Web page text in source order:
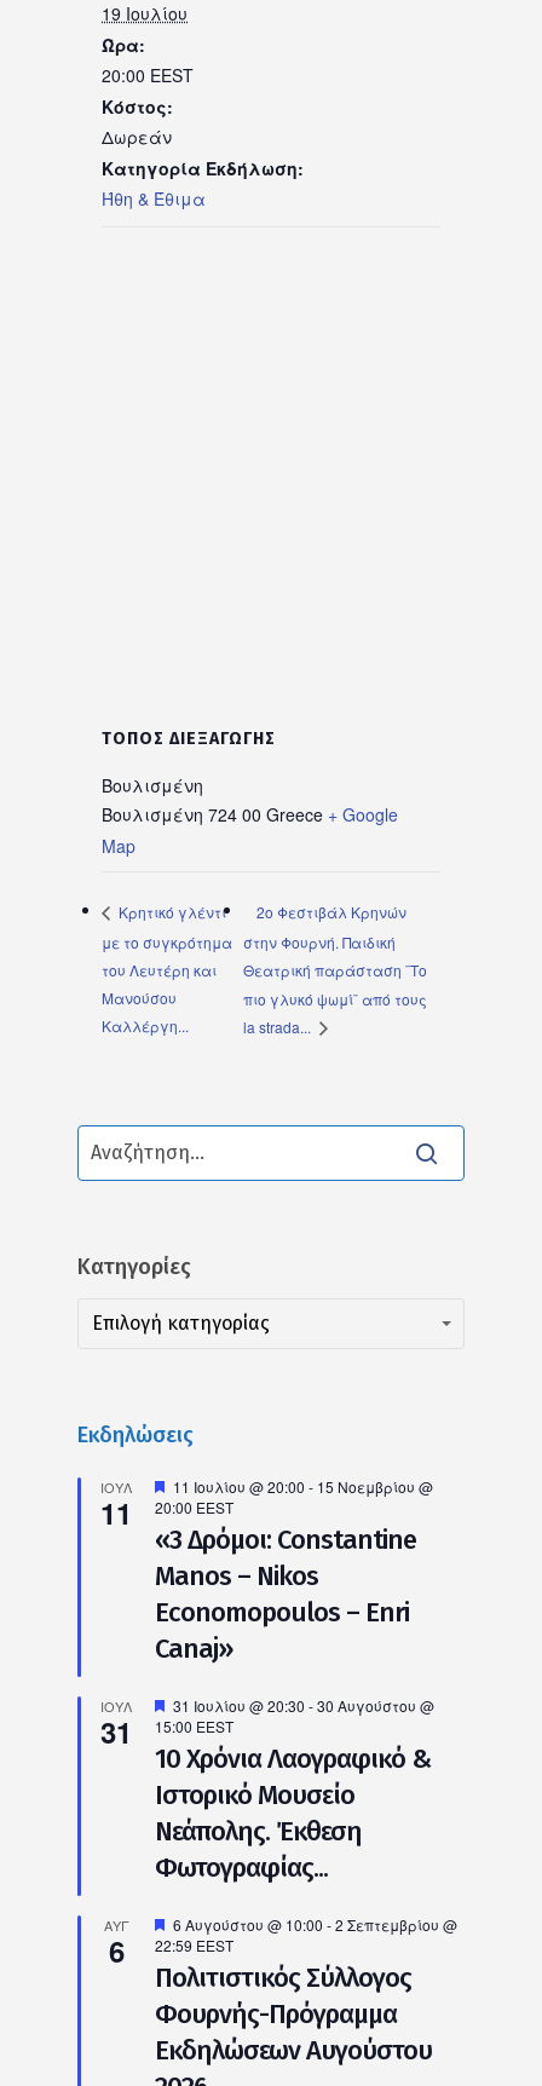
19 Ιουλίου
Ώρα:
20:00 EEST
Κόστος:
Δωρεάν
Κατηγορία Εκδήλωση:
Ήθη & Έθιμα
ΤΌΠΟΣ ΔΙΕΞΑΓΩΓΉΣ
Βουλισμένη
Βουλισμένη 724 00 Greece + Google
Map
Κρητικό γλέντι
με το συγκρότημα
του Λευτέρη και
Μανούσου
Καλλέργη...
2ο Φεστιβάλ Κρηνών
στην Φουρνή. Παιδική
Θεατρική παράσταση ¨Το
πιο γλυκό ψωμί¨ από τους
la strada...
Kατηγορίες
Kατηγορίες
Επιλογή κατηγορίας
Kατηγορίες
Εκδηλώσεις
ΙΟΎΛ
11
Προτεινόμενο
11 Ιουλίου @ 20:00 - 15 Νοεμβρίου @
20:00 EEST
«3 Δρόμοι: Constantine
Manos – Nikos
Economopoulos – Enri
Canaj»
ΙΟΎΛ
31
Προτεινόμενο
31 Ιουλίου @ 20:30 -30 Αυγούστου @
15:00 EEST
10 Χρόνια Λαογραφικό &
Ιστορικό Μουσείο
Νεάπολης. Έκθεση
Φωτογραφίας...
ΑΥΓ
6
Προτεινόμενο
6 Αυγούστου @ 10:00 -2 Σεπτεμβρίου @
22:59 EEST
Πολιτιστικός Σύλλογος
Φουρνής-Πρόγραμμα
Εκδηλώσεων Αυγούστου